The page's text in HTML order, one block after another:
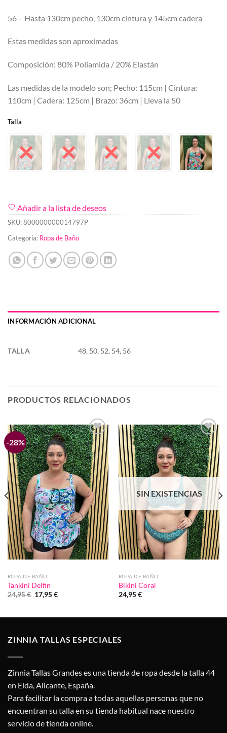
56 – Hasta 130cm pecho, 130cm cintura y 145cm cadera
Estas medidas son aproximadas
Composición: 80% Poliamida / 20% Elastán
Las medidas de la modelo son; Pecho: 115cm | Cintura:
110cm | Cadera: 125cm | Brazo: 36cm | Lleva la 50
Talla
Añadir a la lista de deseos
SKU:800000000014797P
Categoría: Ropa de Baño
INFORMACIÓN ADICIONAL
TALLA 48, 50, 52, 54, 56
PRODUCTOS RELACIONADOS
-28%
Añadir
a la
lista de
deseos
ROPA DE BAÑO
Tankini Delfin
24,95€ El
precio
17,95€El
Añadir
a la
lista de
deseos
SIN EXISTENCIAS
ROPA DE BAÑO
Bikini Coral
24,95€
ZINNIA TALLAS ESPECIALES
Zinnia Tallas Grandes es una tienda de ropa desde la talla 44
en Elda, Alicante, España.
Para facilitar la compra a todas aquellas personas que no
encuentran su talla en su tienda habitual nace nuestro
servicio de tienda online.